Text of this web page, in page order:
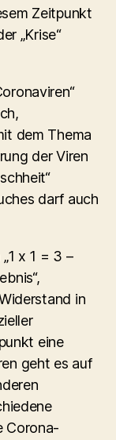
Zeitpunkt
„Krise“
dem Thema
der Viren
darf auch
x 1 = 3 –
in
eine
geht es auf
Corona-